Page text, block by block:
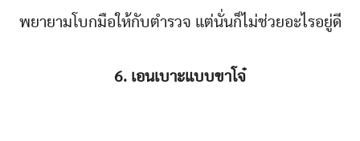
พยายามโบกมือให้กับตำรวจ แต่นั่นก็ไม่ช่วยอะไรอยู่ดี
6. เอนเบาะแบบขาโจ๋